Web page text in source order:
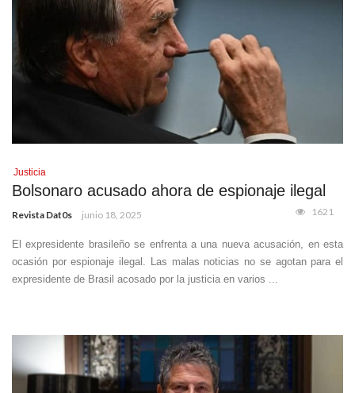
Justicia
Bolsonaro acusado ahora de espionaje ilegal
Revista Dat0s junio 18, 2025 1621
El expresidente brasileño se enfrenta a una nueva acusación, en esta
ocasión por espionaje ilegal. Las malas noticias no se agotan para el
expresidente de Brasil acosado por la justicia en varios ...